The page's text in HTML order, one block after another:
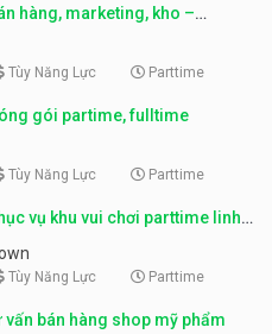
hàng, marketing, kho –
Tùy Năng Lực Parttime
gói partime, fulltime
Tùy Năng Lực Parttime
vụ khu vui chơi parttime linh
Tùy Năng Lực Parttime
vấn bán hàng shop mỹ phẩm